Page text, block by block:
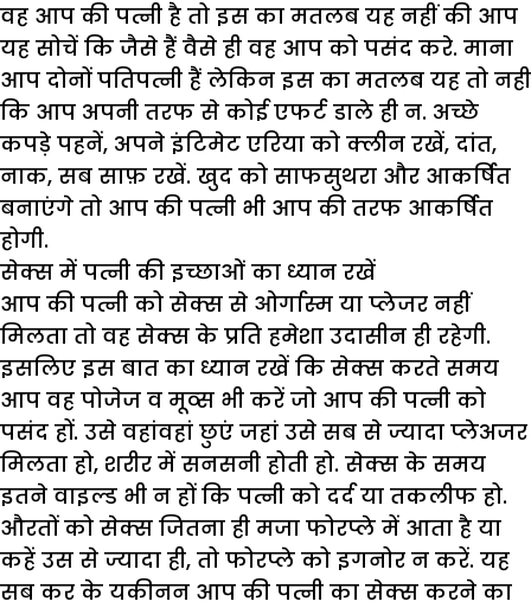
वह आप की पत्नी है तो इस का मतलब यह नहीं की आप
यह सोचें कि जैसे हैं वैसे ही वह आप को पसंद करे. माना
आप दोनों पतिपत्नी हैं लेकिन इस का मतलब यह तो नहीं
कि आप अपनी तरफ से कोई एफर्ट डाले ही न. अच्छे
कपड़े पहनें, अपने इंटिमेट एरिया को क्लीन रखें, दांत,
नाक, सब साफ़ रखें. खुद को साफसुथरा और आकर्षित
बनाएंगे तो आप की पत्नी भी आप की तरफ आकर्षित
होगी.
सेक्स में पत्नी की इच्छाओं का ध्यान रखें
आप की पत्नी को सेक्स से ओर्गास्म या प्लेजर नहीं
मिलता तो वह सेक्स के प्रति हमेशा उदासीन ही रहेगी.
इसलिए इस बात का ध्यान रखें कि सेक्स करते समय
आप वह पोजेज व मूव्स भी करें जो आप की पत्नी को
पसंद हों. उसे वहांवहां छुएं जहां उसे सब से ज्यादा प्लेअजर
मिलता हो, शरीर में सनसनी होती हो. सेक्स के समय
इतने वाइल्ड भी न हों कि पत्नी को दर्द या तकलीफ हो.
औरतों को सेक्स जितना ही मजा फोरप्ले में आता है या
कहें उस से ज्यादा ही, तो फोरप्ले को इगनोर न करें. यह
सब कर के यकीनन आप की पत्नी का सेक्स करने का